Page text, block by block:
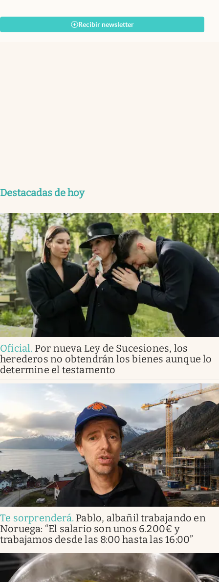
Recibir newsletter
Destacadas de hoy
Oficial. Por nueva Ley de Sucesiones, los
herederos no obtendrán los bienes aunque lo
determine el testamento
Te sorprenderá. Pablo, albañil trabajando en
Noruega: “El salario son unos 6.200€ y
trabajamos desde las 8:00 hasta las 16:00”